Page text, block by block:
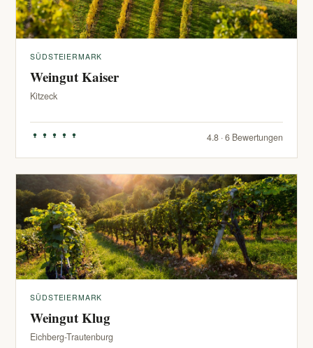
SÜDSTEIERMARK
Weingut Kaiser
Kitzeck
4.8 · 6 Bewertungen
SÜDSTEIERMARK
Weingut Klug
Eichberg-Trautenburg